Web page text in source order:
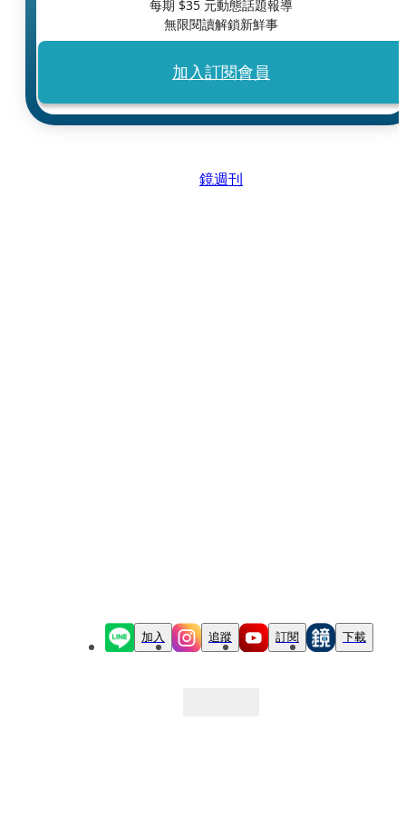
每期 $35 元動態話題報導
無限閱讀解鎖新鮮事
加入訂閱會員
鏡週刊
加入 追蹤 訂閱 下載